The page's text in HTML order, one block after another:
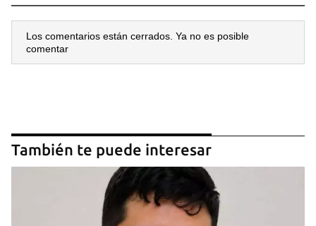
Los comentarios están cerrados. Ya no es posible
comentar
También te puede interesar